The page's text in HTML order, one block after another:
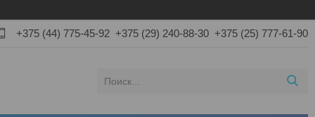
+375 (44) 775-45-92 +375 (29) 240-88-30 +375 (25) 777-61-90